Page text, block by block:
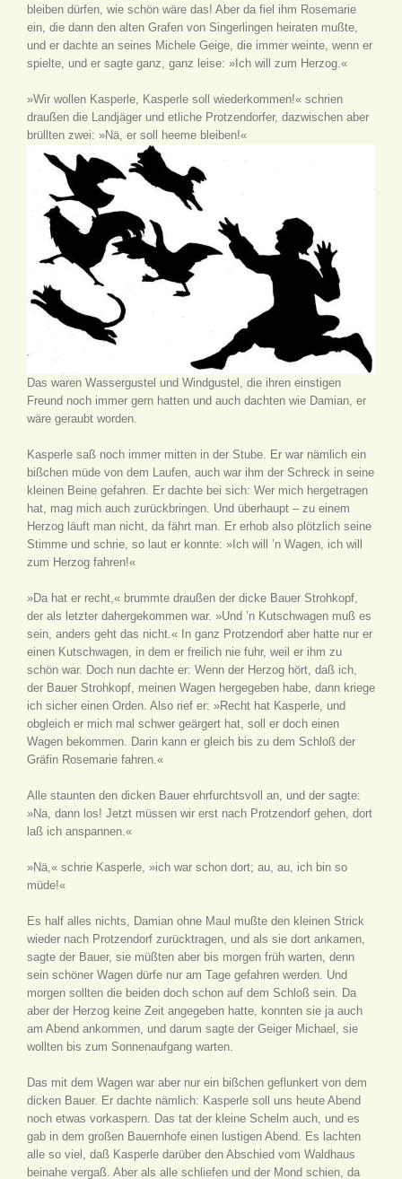
bleiben dürfen, wie schön wäre das! Aber da fiel ihm Rosemarie
ein, die dann den alten Grafen von Singerlingen heiraten mußte,
und er dachte an seines Michele Geige, die immer weinte, wenn er
spielte, und er sagte ganz, ganz leise: »Ich will zum Herzog.«
»Wir wollen Kasperle, Kasperle soll wiederkommen!« schrien
draußen die Landjäger und etliche Protzendorfer, dazwischen aber
brüllten zwei: »Nä, er soll heeme bleiben!«
Das waren Wassergustel und Windgustel, die ihren einstigen
Freund noch immer gern hatten und auch dachten wie Damian, er
wäre geraubt worden.
Kasperle saß noch immer mitten in der Stube. Er war nämlich ein
bißchen müde von dem Laufen, auch war ihm der Schreck in seine
kleinen Beine gefahren. Er dachte bei sich: Wer mich hergetragen
hat, mag mich auch zurückbringen. Und überhaupt – zu einem
Herzog läuft man nicht, da fährt man. Er erhob also plötzlich seine
Stimme und schrie, so laut er konnte: »Ich will ’n Wagen, ich will
zum Herzog fahren!«
»Da hat er recht,« brummte draußen der dicke Bauer Strohkopf,
der als letzter dahergekommen war. »Und ’n Kutschwagen muß es
sein, anders geht das nicht.« In ganz Protzendorf aber hatte nur er
einen Kutschwagen, in dem er freilich nie fuhr, weil er ihm zu
schön war. Doch nun dachte er: Wenn der Herzog hört, daß ich,
der Bauer Strohkopf, meinen Wagen hergegeben habe, dann kriege
ich sicher einen Orden. Also rief er: »Recht hat Kasperle, und
obgleich er mich mal schwer geärgert hat, soll er doch einen
Wagen bekommen. Darin kann er gleich bis zu dem Schloß der
Gräfin Rosemarie fahren.«
Alle staunten den dicken Bauer ehrfurchtsvoll an, und der sagte:
»Na, dann los! Jetzt müssen wir erst nach Protzendorf gehen, dort
laß ich anspannen.«
»Nä,« schrie Kasperle, »ich war schon dort; au, au, ich bin so
müde!«
Es half alles nichts, Damian ohne Maul mußte den kleinen Strick
wieder nach Protzendorf zurücktragen, und als sie dort ankamen,
sagte der Bauer, sie müßten aber bis morgen früh warten, denn
sein schöner Wagen dürfe nur am Tage gefahren werden. Und
morgen sollten die beiden doch schon auf dem Schloß sein. Da
aber der Herzog keine Zeit angegeben hatte, konnten sie ja auch
am Abend ankommen, und darum sagte der Geiger Michael, sie
wollten bis zum Sonnenaufgang warten.
Das mit dem Wagen war aber nur ein bißchen geflunkert von dem
dicken Bauer. Er dachte nämlich: Kasperle soll uns heute Abend
noch etwas vorkaspern. Das tat der kleine Schelm auch, und es
gab in dem großen Bauernhofe einen lustigen Abend. Es lachten
alle so viel, daß Kasperle darüber den Abschied vom Waldhaus
beinahe vergaß. Aber als alle schliefen und der Mond schien, da